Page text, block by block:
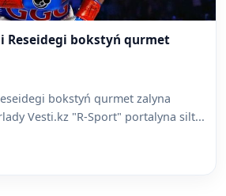
Reseidegi bokstyń qurmet
bokstyń qurmet zalyna
Vesti.kz "R-Sport" portalyna silt...